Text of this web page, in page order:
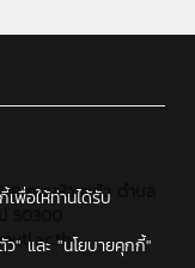
ถนนห้วยแก้ว ตำบล
50300
เพื่อให้ท่านได้รับ
ว" และ "นโยบายคุกกี้"